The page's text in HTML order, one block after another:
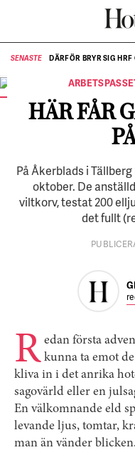
SENASTE DÄRFÖR BRYR SIG
Terry Dollman sprider julstämning
Henrik Hansson
HÄR FÅR
På Åkerblads i
oktober. De
viltkorv, testat 200
det fullt
R edan första
kunna ta emot
kliva in i det anrika
sagovärld eller en
En välkomnande eld
levande ljus, tomtar,
man än vänder blicken.